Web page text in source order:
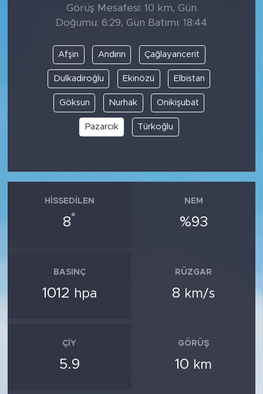
Görüş Mesafesi: 10 km, Gün
Doğumu: 6:29, Gün Batımı: 18:44
Afşin Andırın Çağlayancerit
Dulkadiroğlu Ekinözü Elbistan
Göksun Nurhak Onikişubat
Pazarcık Türkoğlu
HISSEDILEN
8°
NEM
%93
BASINÇ
1012 hpa
RÜZGAR
8 km/s
ÇIY
5.9
GÖRÜŞ
10 km